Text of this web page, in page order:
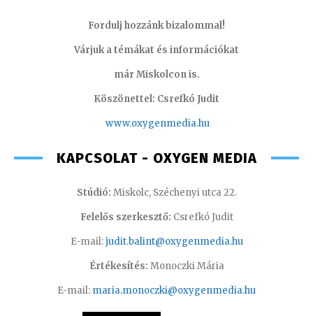
Fordulj hozzánk bizalommal!
Várjuk a témákat és információkat
már Miskolcon is.
Köszönettel: Csrefkó Judit
www.oxygenmedia.hu
KAPCSOLAT - OXYGEN MEDIA
Stúdió: Miskolc, Széchenyi utca 22.
Felelős szerkesztő: Csrefkó Judit
E-mail:judit.balint@oxygenmedia.hu
Értékesítés: Monoczki Mária
E-mail: maria.monoczki@oxygenmedia.hu